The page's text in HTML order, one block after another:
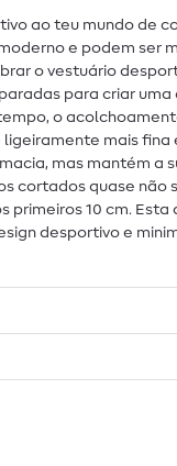
ao teu mundo de
e podem
o vestuário
para criar
o
mais
mas mantém a
cortados quase
primeiros 10 cm.
desportivo e